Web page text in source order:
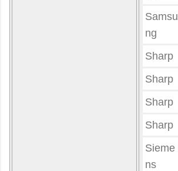
Samsu
ng
Sharp
Sharp
Sharp
Sharp
Sieme
ns